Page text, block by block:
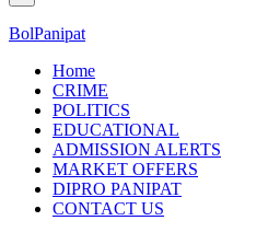
BolPanipat
Home
CRIME
POLITICS
EDUCATIONAL
ADMISSION ALERTS
MARKET OFFERS
DIPRO PANIPAT
CONTACT US